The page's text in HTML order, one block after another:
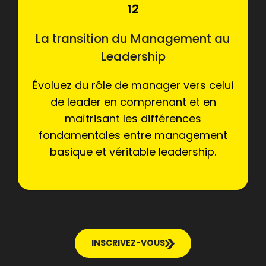
12
La transition du Management au
Leadership
Évoluez du rôle de manager vers celui
de leader en comprenant et en
maîtrisant les différences
fondamentales entre management
basique et véritable leadership.
INSCRIVEZ-VOUS